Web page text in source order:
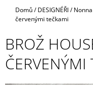
Domů/ DESIGNÉŘI/
červenými tečkami
BROŽ
ČERVENÝMI
T
Ř
E
B
U
J